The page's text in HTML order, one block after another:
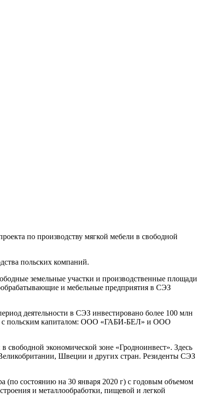
по производству мягкой мебели в свободной
польских компаний.
земельные участки и производственные площади
и мебельные предприятия в СЭЗ
деятельности в СЭЗ инвестировано более 100 млн
с польским капиталом: ООО «ГАБИ-БЕЛ» и ООО
экономической зоне «Гродноинвест». Здесь
Швеции и других стран. Резиденты СЭЗ
(по состоянию на 30 января 2020 г) с годовым объемом
и металлообработки, пищевой и легкой